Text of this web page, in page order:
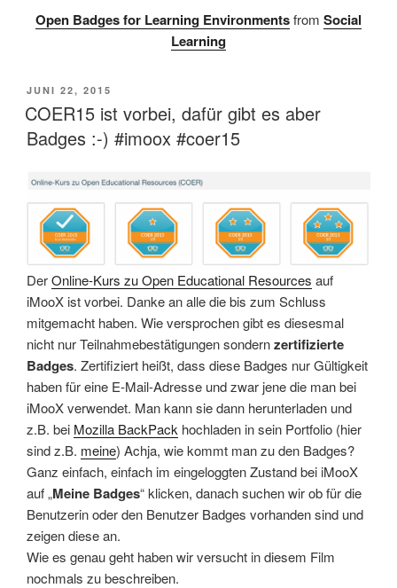
Open Badges for Learning Environmentsfrom Social
Learning
VERÖFFENTLICHT
AM
JUNI 22, 2015
COER15 ist vorbei, dafür gibt es aber
Badges :-) #imoox #coer15
DerOnline-Kurs zu Open Educational Resources auf
iMooX ist vorbei. Danke an alle die bis zum Schluss
mitgemacht haben. Wie versprochen gibt es diesesmal
nicht nur Teilnahmebestätigungen sondernzertifizierte
Badges. Zertifiziert heißt, dass diese Badges nur Gültigkeit
haben für eine E-Mail-Adresse und zwar jene die man bei
iMooX verwendet. Man kann sie dann herunterladen und
z.B. bei Mozilla BackPack hochladen in sein Portfolio (hier
sind z.B. meine) Achja, wie kommt man zu den Badges?
Ganz einfach, einfach im eingeloggten Zustand bei iMooX
auf „Meine Badges“ klicken, danach suchen wir ob für die
Benutzerin oder den Benutzer Badges vorhanden sind und
zeigen diese an.
Wie es genau geht haben wir versucht in diesem Film
nochmals zu beschreiben.